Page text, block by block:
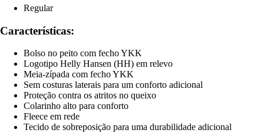
Regular
Características:
Bolso no peito com fecho YKK
Logotipo Helly Hansen (HH) em relevo
Meia-zípada com fecho YKK
Sem costuras laterais para um conforto adicional
Proteção contra os atritos no queixo
Colarinho alto para conforto
Fleece em rede
Tecido de sobreposição para uma durabilidade adicional